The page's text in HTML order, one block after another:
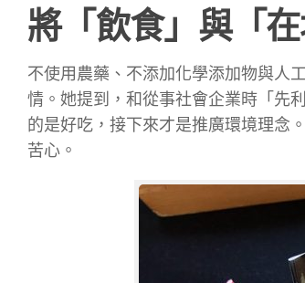
將「飲食」與「
不使用農藥、不添加化學添加物與人
情。她提到，和從事社會企業時「先
的是好吃，接下來才是推廣環境理念
苦心。